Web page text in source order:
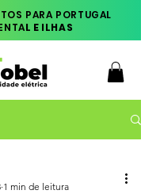
PARA PORTUGAL
L E ILHAS
1 min de leitura